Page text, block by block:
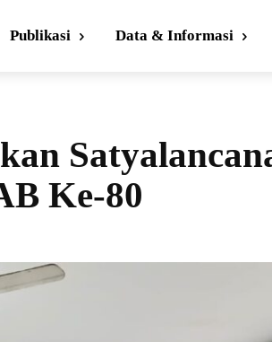
Publikasi Data & Informasi
Ke-80